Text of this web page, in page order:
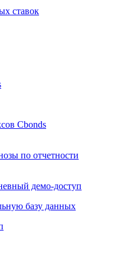
ставок
Cbonds
по отчетности
демо-доступ
базу данных